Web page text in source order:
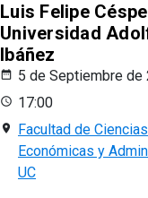
Luis Felipe
Universidad
Ibáñez
5 de Septiembre de
17:00
Facultad de Ciencias
Económicas y
UC